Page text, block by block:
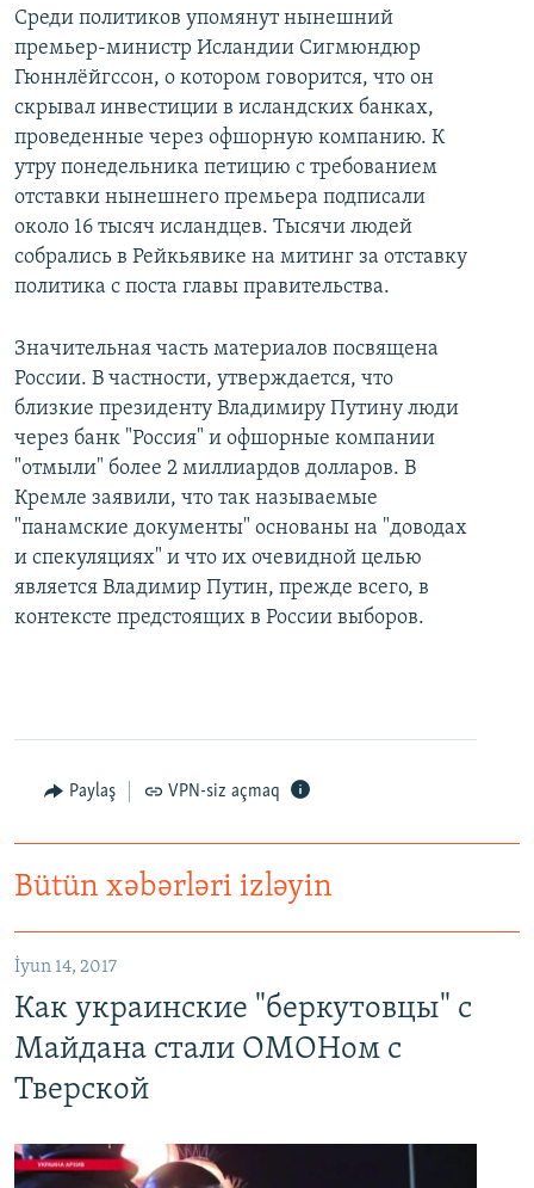
Среди политиков упомянут нынешний
премьер-министр Исландии Сигмюндюр
Гюннлёйгссон, о котором говорится, что он
скрывал инвестиции в исландских банках,
проведенные через офшорную компанию. К
утру понедельника петицию с требованием
отставки нынешнего премьера подписали
около 16 тысяч исландцев. Тысячи людей
собрались в Рейкьявике на митинг за отставку
политика с поста главы правительства.
Значительная часть материалов посвящена
России. В частности, утверждается, что
близкие президенту Владимиру Путину люди
через банк "Россия" и офшорные компании
"отмыли" более 2 миллиардов долларов. В
Кремле заявили, что так называемые
"панамские документы" основаны на "доводах
и спекуляциях" и что их очевидной целью
является Владимир Путин, прежде всего, в
контексте предстоящих в России выборов.
Paylaş VPN-siz açmaq
Bütün xəbərləri izləyin
İyun 14, 2017
Как украинские "беркутовцы" с
Майдана стали ОМОНом с
Тверской